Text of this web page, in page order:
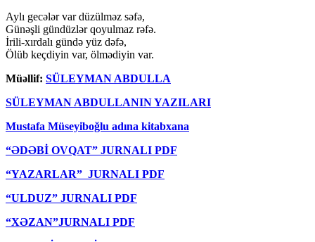
Aylı gecələr var düzülməz səfə,
Günəşli gündüzlər qoyulmaz rəfə.
İrili-xırdalı gündə yüz dəfə,
Ölüb keçdiyin var, ölmədiyin var.
Müəllif: SÜLEYMAN ABDULLA
SÜLEYMAN ABDULLANIN YAZILARI
Mustafa Müseyiboğlu adına kitabxana
“ƏDƏBİ OVQAT” JURNALI PDF
“YAZARLAR” JURNALI PDF
“ULDUZ” JURNALI PDF
“XƏZAN”JURNALI PDF